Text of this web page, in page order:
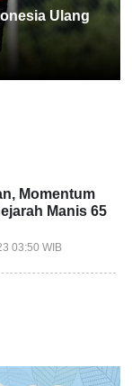
Ulang
Momentum
Manis 65
03:50 WIB